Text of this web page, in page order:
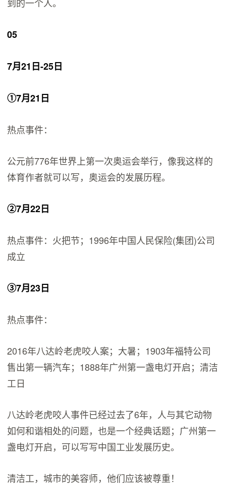
到的一个人。
05
7月21日-25日
①7月21日
热点事件：
公元前776年世界上第一次奥运会举行，像我这样的
体育作者就可以写，奥运会的发展历程。
②7月22日
热点事件：火把节；1996年中国人民保险(集团)公司
成立
③7月23日
热点事件：
2016年八达岭老虎咬人案；大暑；1903年福特公司
售出第一辆汽车；1888年广州第一盏电灯开启；清洁
工日
八达岭老虎咬人事件已经过去了6年，人与其它动物
如何和谐相处的问题，也是一个经典话题；广州第一
盏电灯开启，可以写写中国工业发展历史。
清洁工，城市的美容师，他们应该被尊重！